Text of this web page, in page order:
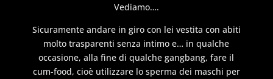
Vediamo….
Sicuramente andare in giro con lei vestita con abiti
molto trasparenti senza intimo e… in qualche
occasione, alla fine di qualche gangbang, fare il
cum-food, cioè utilizzare lo sperma dei maschi per